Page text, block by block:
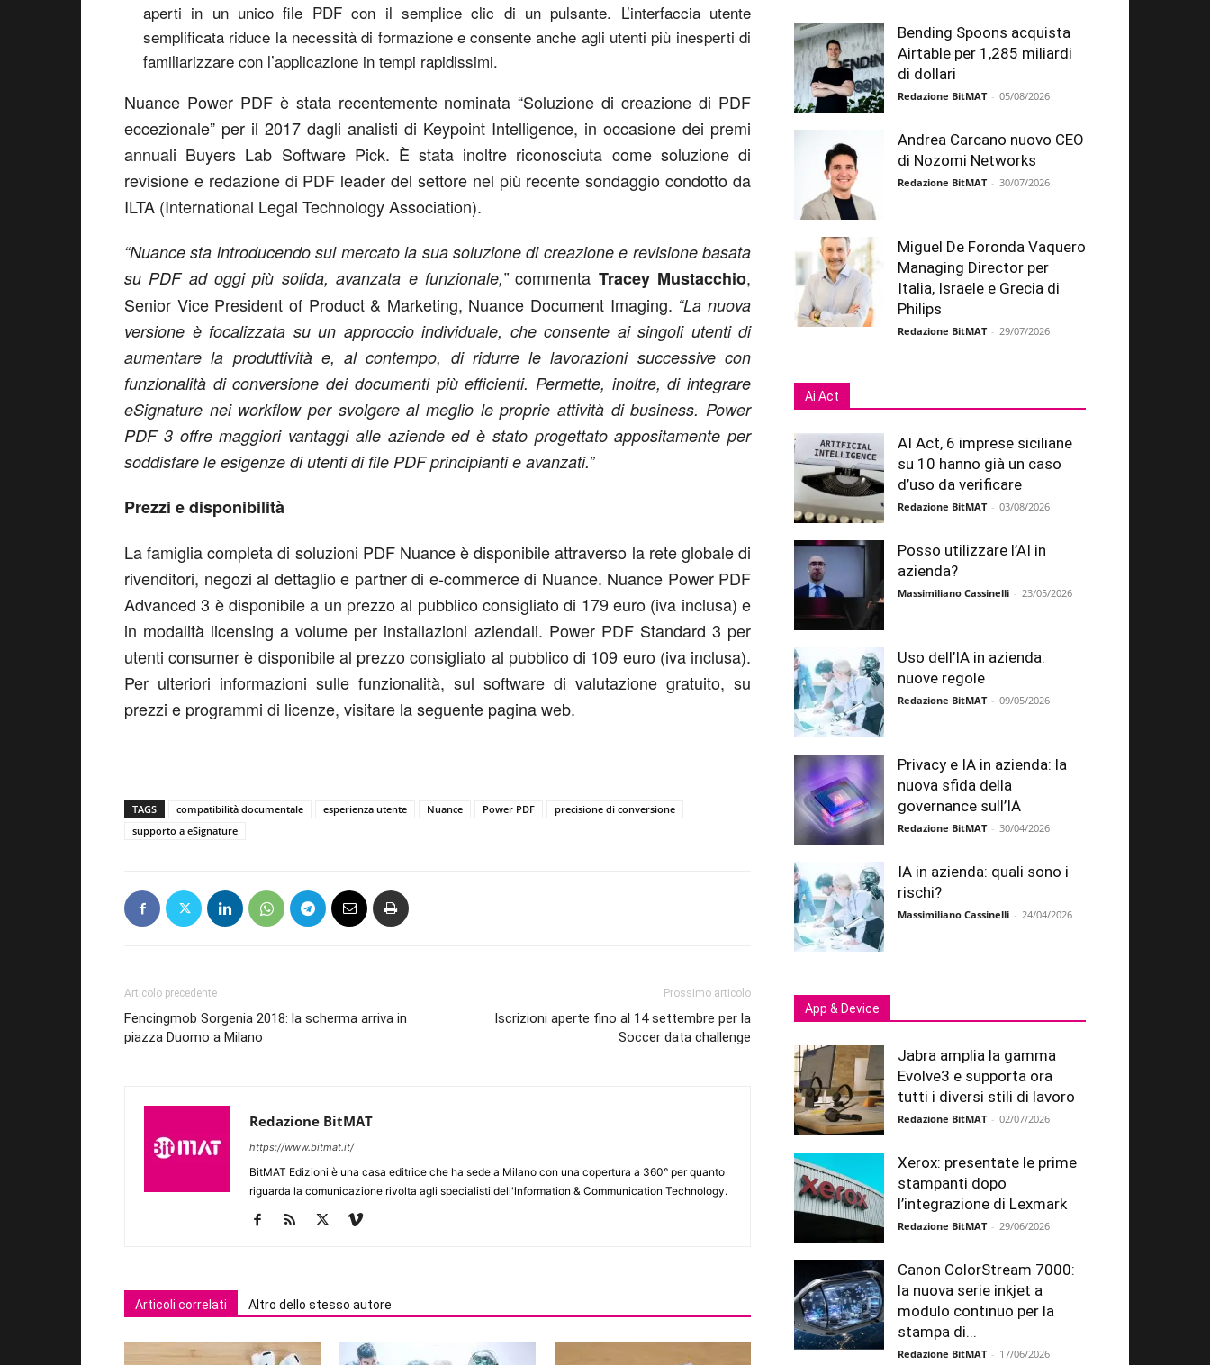
aperti in un unico file PDF con il semplice clic di un pulsante. L’interfaccia utente
semplificata riduce la necessità di formazione e consente anche agli utenti più inesperti di
familiarizzare con l’applicazione in tempi rapidissimi.
Nuance Power PDF è stata recentemente nominata “Soluzione di creazione di PDF
eccezionale” per il 2017 dagli analisti di Keypoint Intelligence, in occasione dei premi
annuali Buyers Lab Software Pick. È stata inoltre riconosciuta come soluzione di
revisione e redazione di PDF leader del settore nel più recente sondaggio condotto da
ILTA (International Legal Technology Association).
“Nuance sta introducendo sul mercato la sua soluzione di creazione e revisione basata
su PDF ad oggi più solida, avanzata e funzionale,”commenta Tracey Mustacchio,
Senior Vice President of Product & Marketing, Nuance Document Imaging. “La nuova
versione è focalizzata su un approccio individuale, che consente ai singoli utenti di
aumentare la produttività e, al contempo, di ridurre le lavorazioni successive con
funzionalità di conversione dei documenti più efficienti. Permette, inoltre, di integrare
eSignature nei workflow per svolgere al meglio le proprie attività di business. Power
PDF 3 offre maggiori vantaggi alle aziende ed è stato progettato appositamente per
soddisfare le esigenze di utenti di file PDF principianti e avanzati.”
Prezzi e disponibilità
La famiglia completa di soluzioni PDF Nuance è disponibile attraverso la rete globale di
rivenditori, negozi al dettaglio e partner di e-commerce di Nuance. Nuance Power PDF
Advanced 3 è disponibile a un prezzo al pubblico consigliato di 179 euro (iva inclusa) e
in modalità licensing a volume per installazioni aziendali. Power PDF Standard 3 per
utenti consumer è disponibile al prezzo consigliato al pubblico di 109 euro (iva inclusa).
Per ulteriori informazioni sulle funzionalità, sul software di valutazione gratuito, su
prezzi e programmi di licenze, visitare la seguente pagina web.
TAGS compatibilità documentale esperienza utente Nuance Power PDF
precisione di conversione
supporto a eSignature
Articolo precedente
Fencingmob Sorgenia 2018: la scherma arriva in
piazza Duomo a Milano
Prossimo articolo
Iscrizioni aperte fino al 14 settembre per la
Soccer data challenge
Redazione BitMAT
https://www.bitmat.it/
BitMAT Edizioni è una casa editrice che ha sede a Milano con una copertura a 360° per quanto
riguarda la comunicazione rivolta agli specialisti dell'lnformation & Communication Technology.
Articoli correlati Altro dello stesso autore
Bending Spoons acquista
Airtable per 1,285 miliardi
di dollari
Redazione BitMAT - 05/08/2026
Andrea Carcano nuovo CEO
di Nozomi Networks
Redazione BitMAT - 30/07/2026
Miguel De Foronda Vaquero
Managing Director per
Italia, Israele e Grecia di
Philips
Redazione BitMAT - 29/07/2026
Ai Act
AI Act, 6 imprese siciliane
su 10 hanno già un caso
d’uso da verificare
Redazione BitMAT - 03/08/2026
Posso utilizzare l’AI in
azienda?
Massimiliano Cassinelli - 23/05/2026
Uso dell’IA in azienda:
nuove regole
Redazione BitMAT - 09/05/2026
Privacy e IA in azienda: la
nuova sfida della
governance sull’IA
Redazione BitMAT - 30/04/2026
IA in azienda: quali sono i
rischi?
Massimiliano Cassinelli - 24/04/2026
App & Device
Jabra amplia la gamma
Evolve3 e supporta ora
tutti i diversi stili di lavoro
Redazione BitMAT - 02/07/2026
Xerox: presentate le prime
stampanti dopo
l’integrazione di Lexmark
Redazione BitMAT - 29/06/2026
Canon ColorStream 7000:
la nuova serie inkjet a
modulo continuo per la
stampa di...
Redazione BitMAT - 17/06/2026